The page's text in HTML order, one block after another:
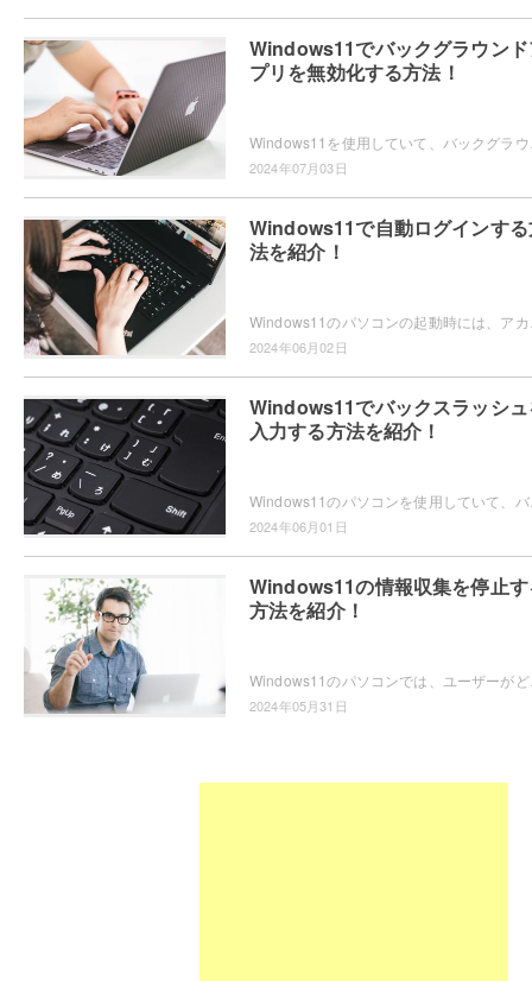
Windows11でバックグラウン
プリを無効化する方法！
2024年07月03日
Windows11で自動ログインす
法を紹介！
2024年06月02日
Windows11でバックスラッシ
入力する方法を紹介！
Windows11のパソコンを使用してい
2024年06月01日
Windows11の情報収集を停止
方法を紹介！
Windows11のパソコンでは、ユー
2024年05月31日